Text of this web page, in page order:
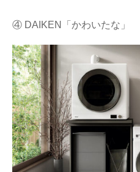
④ DAIKEN「かわいたな」